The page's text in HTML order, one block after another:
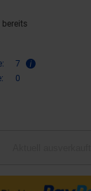
bereits
7
0